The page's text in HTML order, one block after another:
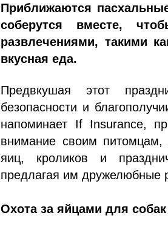
Приближаются
соберутся вместе,
развлечениями, такими
вкусная еда.
Предвкушая этот
безопасности и
напоминает If Insurance,
внимание своим
яиц, кроликов и
предлагая им дружелюбные
Охота за яйцами для собак